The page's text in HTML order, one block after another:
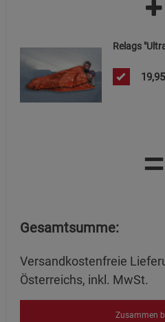
Relags
19,95
=
Gesamtsumme:
Versandkostenfreie
Österreichs, inkl. MwSt.
Zusammen